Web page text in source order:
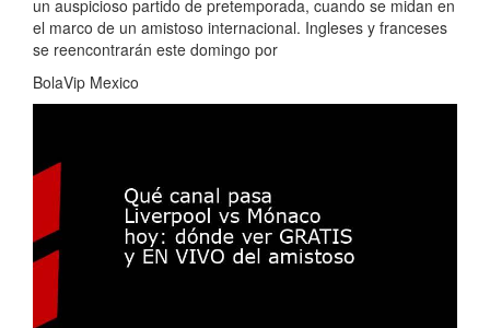
un auspicioso partido de pretemporada, cuando se midan en
el marco de un amistoso internacional. Ingleses y franceses
se reencontrarán este domingo por
BolaVip Mexico